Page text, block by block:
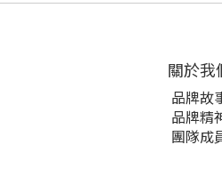
關於我
品牌故
品牌精
團隊成